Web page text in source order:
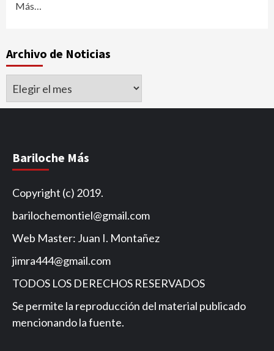
Más…
Archivo de Noticias
Archivo
de
Bariloche Más
Copyright (c) 2019.
barilochemontiel@gmail.com
Web Master: Juan I. Montañez
jimra444@gmail.com
TODOS LOS DERECHOS RESERVADOS
Se permite la reproducción del material publicado
mencionando la fuente.